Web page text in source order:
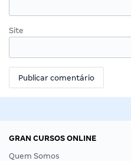
Site
GRAN CURSOS ONLINE
Quem Somos